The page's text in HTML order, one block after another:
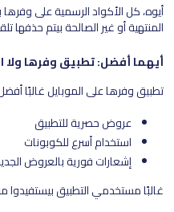
أيوه، كل الأكواد الرسمية على وفرها
المنتهية أو غير الصالحة بيتم
أيهما أفضل: تطبيق وفرها ولا
تطبيق وفرها على الموبايل غالبًا
عروض حصرية للتطبيق
استخدام أسرع للكوبونات
إشعارات فورية بالعروض
غالبًا مستخدمي التطبيق